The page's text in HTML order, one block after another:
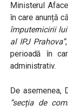
Ministerul
în care anunță
împuternicirii
al IPJ Prahova”
perioadă în
administrativ.
De asemenea,
”secția de